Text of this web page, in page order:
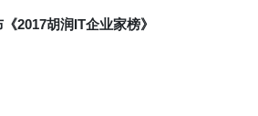
《2017胡润IT企业家榜》